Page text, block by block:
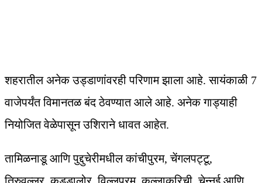
शहरातील अनेक उड्डाणांवरही परिणाम झाला आहे. सायंकाळी 7
वाजेपर्यंत विमानतळ बंद ठेवण्यात आले आहे. अनेक गाड्याही
नियोजित वेळेपासून उशिराने धावत आहेत.
तामिळनाडू आणि पुद्दुचेरीमधील कांचीपुरम, चेंगलपट्टू,